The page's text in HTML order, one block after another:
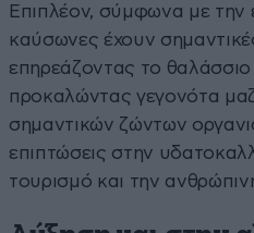
Επιπλέον, σύμφωνα με την
καύσωνες έχουν
επηρεάζοντας το θαλάσσιο
προκαλώντας γεγονότα
σημαντικών ζώντων
επιπτώσεις στην
τουρισμό και την